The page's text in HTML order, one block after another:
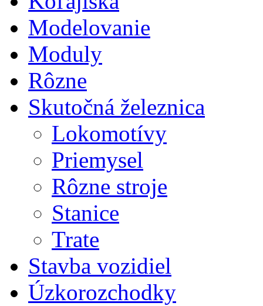
Modelovanie
Moduly
Rôzne
Skutočná železnica
Lokomotívy
Priemysel
Rôzne stroje
Stanice
Trate
Stavba vozidiel
Úzkorozchodky